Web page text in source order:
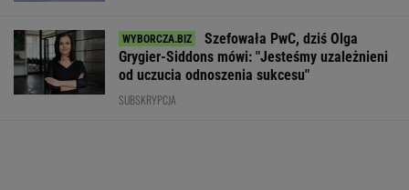
Szefowała PwC, dziś Olga
Grygier-Siddons mówi: "Jesteśmy uzależnieni
od uczucia odnoszenia sukcesu"
SUBSKRYPCJA